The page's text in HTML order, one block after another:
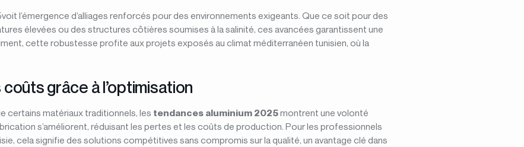
l’émergence d’alliages renforcés pour des environnements exigeants. Que ce soit pour des
élevées ou des structures côtières soumises à la salinité, ces avancées garantissent une
cette robustesse profite aux projets exposés au climat méditerranéen tunisien, où la
grâce à l’optimisation
certains matériaux traditionnels, les tendances aluminium 2025montrent une volonté
s’améliorent, réduisant les pertes et les coûts de production. Pour les professionnels
cela signifie des solutions compétitives sans compromis sur la qualité, un avantage clé dans